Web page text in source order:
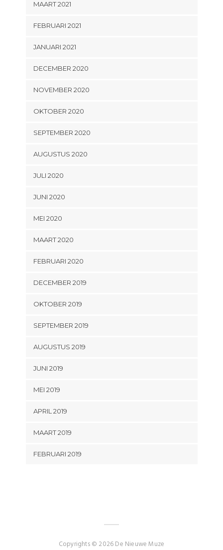
MAART 2021
FEBRUARI 2021
JANUARI 2021
DECEMBER 2020
NOVEMBER 2020
OKTOBER 2020
SEPTEMBER 2020
AUGUSTUS 2020
JULI 2020
JUNI 2020
MEI 2020
MAART 2020
FEBRUARI 2020
DECEMBER 2019
OKTOBER 2019
SEPTEMBER 2019
AUGUSTUS 2019
JUNI 2019
MEI 2019
APRIL 2019
MAART 2019
FEBRUARI 2019
Copyrights © 2026 De Nieuwe Muze